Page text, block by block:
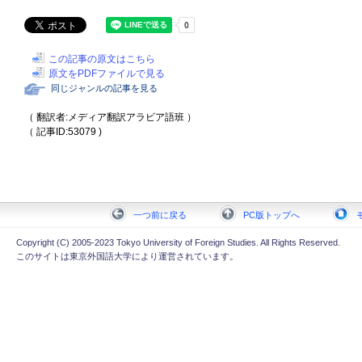
この記事の原文はこちら
原文をPDFファイルで見る
同じジャンルの記事を見る
（ 翻訳者:メディア翻訳アラビア語班 ）
（ 記事ID:53079 )
一つ前に戻る PC版トップへ
Copyright (C) 2005-2023 Tokyo University of Foreign Studies. All Rights Reserved.
このサイトは東京外国語大学により運営されています。